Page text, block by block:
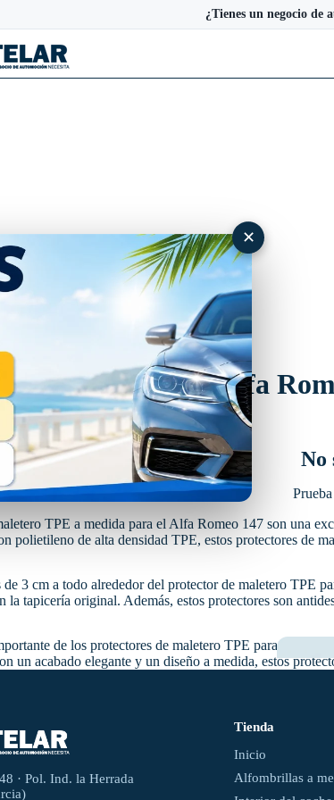
¿Tienes un negocio de
✕
maletero TPE Alfa
No
TPE a medida para el Alfa Romeo 147 son una
polietileno de alta densidad TPE, estos protectores de
de 3 cm a todo alrededor del protector de maletero TPE
la tapicería original. Además, estos protectores son
de los protectores de maletero TPE para el Alfa
un acabado elegante y un diseño a medida, estos
· Pol. Ind. la Herrada
Tienda
Inicio
Alfombrillas a